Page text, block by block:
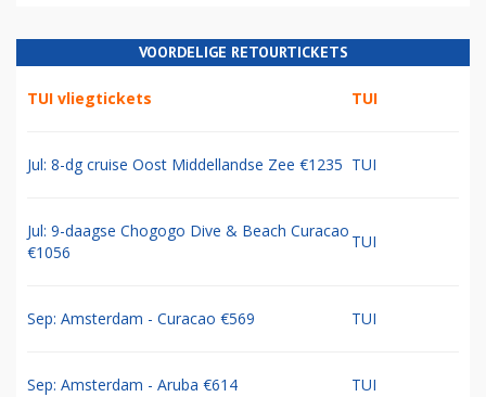
VOORDELIGE RETOURTICKETS
TUI vliegtickets TUI
Jul: 8-dg cruise Oost Middellandse Zee €1235 TUI
Jul: 9-daagse Chogogo Dive & Beach Curacao
€1056
TUI
Sep: Amsterdam - Curacao €569 TUI
Sep: Amsterdam - Aruba €614 TUI